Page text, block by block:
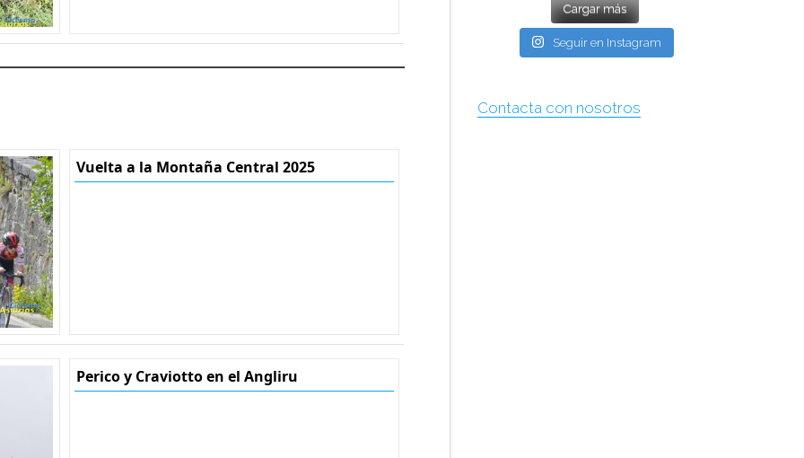
Vuelta a la Montaña Central 2025
Perico y Craviotto en el Angliru
Cargar más
Seguir en Instagram
Contacta con nosotros